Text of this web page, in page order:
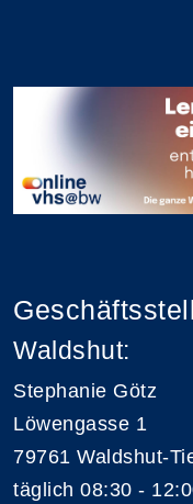
Waldshut:
Stephanie Götz
Löwengasse 1
79761 Waldshut-
täglich 08:30 -